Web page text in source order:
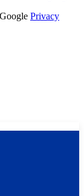
Privacy